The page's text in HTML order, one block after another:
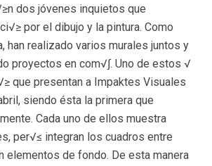
dos jóvenes inquietos que
por el dibujo y la pintura. Como
han realizado varios murales juntos y
proyectos en com√∫. Uno de estos √
que presentan a Impaktes Visuales
siendo ésta la primera que
Cada uno de ellos muestra
per√≤ integran los cuadros entre
elementos de fondo. De esta manera